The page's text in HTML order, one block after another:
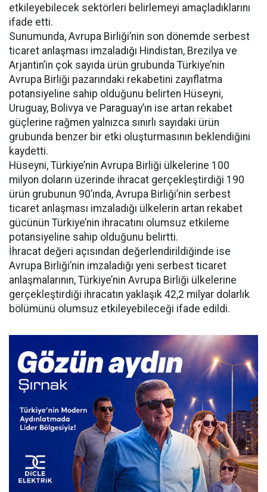
etkileyebilecek sektörleri belirlemeyi amaçladıklarını
ifade etti.
Sunumunda, Avrupa Birliği’nin son dönemde serbest
ticaret anlaşması imzaladığı Hindistan, Brezilya ve
Arjantin’in çok sayıda ürün grubunda Türkiye’nin
Avrupa Birliği pazarındaki rekabetini zayıflatma
potansiyeline sahip olduğunu belirten Hüseyni,
Uruguay, Bolivya ve Paraguay’ın ise artan rekabet
güçlerine rağmen yalnızca sınırlı sayıdaki ürün
grubunda benzer bir etki oluşturmasının beklendiğini
kaydetti.
Hüseyni, Türkiye’nin Avrupa Birliği ülkelerine 100
milyon doların üzerinde ihracat gerçekleştirdiği 190
ürün grubunun 90’ında, Avrupa Birliği’nin serbest
ticaret anlaşması imzaladığı ülkelerin artan rekabet
gücünün Türkiye’nin ihracatını olumsuz etkileme
potansiyeline sahip olduğunu belirtti.
İhracat değeri açısından değerlendirildiğinde ise
Avrupa Birliği’nin imzaladığı yeni serbest ticaret
anlaşmalarının, Türkiye’nin Avrupa Birliği ülkelerine
gerçekleştirdiği ihracatın yaklaşık 42,2 milyar dolarlık
bölümünü olumsuz etkileyebileceği ifade edildi.